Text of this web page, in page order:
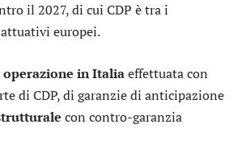
il 2027, di cui CDP è tra i
europei.
in Italiaeffettuata con
di CDP, di garanzie di anticipazione
con contro-garanzia